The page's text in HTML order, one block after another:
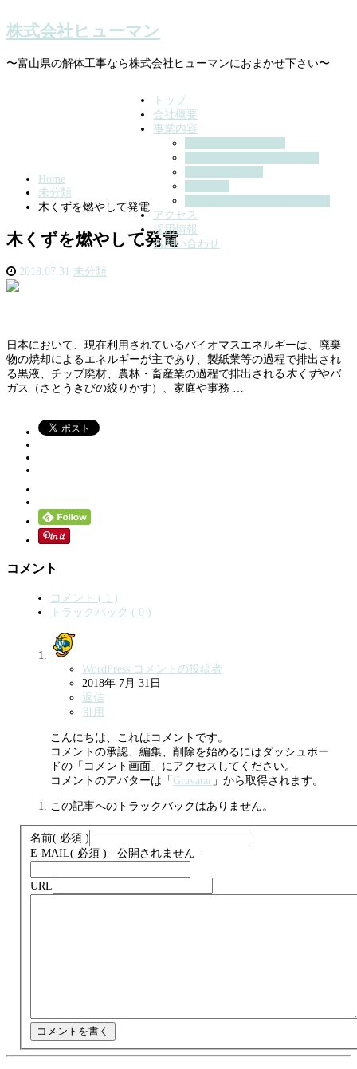
株式会社ヒューマン
〜富山県の解体工事なら株式会社ヒューマンにおまかせ下さい〜
トップ
会社概要
事業内容
アクセス
採用情報
お問い合わせ
Home
未分類
木くずを燃やして発電
木くずを燃やして発電
2018.07.31 未分類
日本において、現在利用されているバイオマスエネルギーは、廃棄
物の焼却によるエネルギーが主であり、製紙業等の過程で排出され
る黒液、チップ廃材、農林・畜産業の過程で排出される木くずやバ
ガス（さとうきびの絞りかす）、家庭や事務 …
コメント
コメント ( 1 )
トラックバック ( 0 )
WordPress コメントの投稿者
2018年 7月 31日
返信
引用
こんにちは、これはコメントです。
コメントの承認、編集、削除を始めるにはダッシュボー
ドの「コメント画面」にアクセスしてください。
コメントのアバターは「 Gravatar 」から取得されます。
この記事へのトラックバックはありません。
名前( 必須 )
E-MAIL( 必須 ) - 公開されません -
URL